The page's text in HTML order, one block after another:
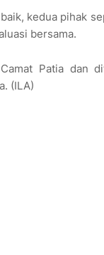
kedua pihak
bersama.
Patia dan
(ILA)